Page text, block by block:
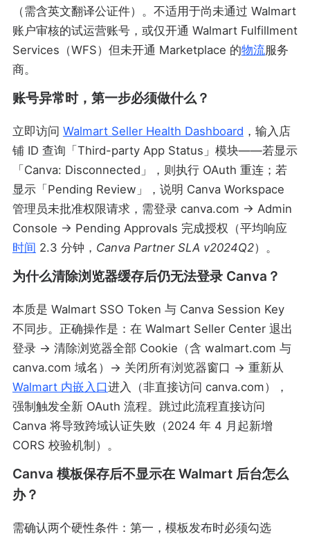
（需含英文翻译公证件）。不适用于尚未通过 Walmart
账户审核的试运营账号，或仅开通 Walmart Fulfillment
Services（WFS）但未开通 Marketplace 的物流服务
商。
账号异常时，第一步必须做什么？
立即访问 Walmart Seller Health Dashboard ，输入店
铺 ID 查询「Third-party App Status」模块——若显示
「Canva: Disconnected」，则执行 OAuth 重连；若
显示「Pending Review」，说明 Canva Workspace
管理员未批准权限请求，需登录 canva.com → Admin
Console → Pending Approvals 完成授权（平均响应
时间 2.3 分钟， Canva Partner SLA v2024Q2）。
为什么清除浏览器缓存后仍无法登录 Canva？
本质是 Walmart SSO Token 与 Canva Session Key
不同步。正确操作是：在 Walmart Seller Center 退出
登录 → 清除浏览器全部 Cookie（含 walmart.com 与
canva.com 域名）→ 关闭所有浏览器窗口 → 重新从
Walmart 内嵌入口进入（非直接访问 canva.com），
强制触发全新 OAuth 流程。跳过此流程直接访问
Canva 将导致跨域认证失败（2024 年 4 月起新增
CORS 校验机制）。
Canva 模板保存后不显示在 Walmart 后台怎么
办？
需确认两个硬性条件：第一，模板发布时必须勾选